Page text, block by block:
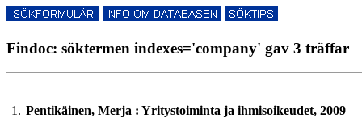
Findoc: söktermen indexes='company' gav 3 träffar
1. Pentikäinen, Merja : Yritystoiminta ja ihmisoikeudet, 2009